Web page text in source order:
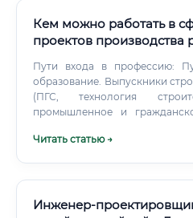
Кем можно работать в
проектов производства
Пути входа в профессию: Путь 1: Через профильное
образование. Выпускники
(ПГС, технология
промышленное и
компании охотно берут
Читать статью →
Инженер-